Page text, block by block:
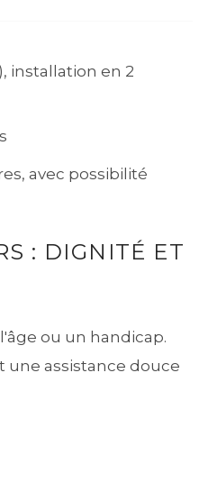
installation en 2
avec possibilité
: DIGNITÉ ET
ou un handicap.
une assistance douce